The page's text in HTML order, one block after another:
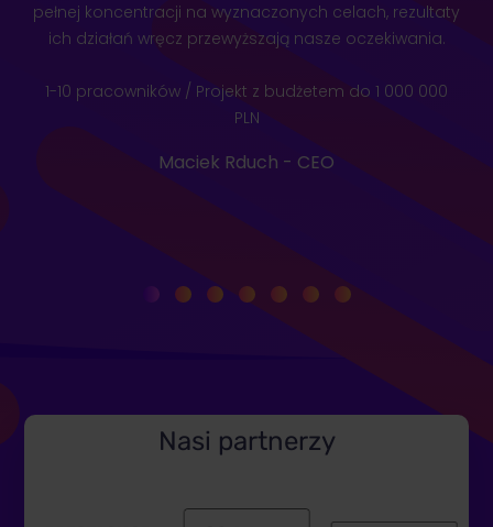
pełnej koncentracji na wyznaczonych celach, rezultaty
ich działań wręcz przewyższają nasze oczekiwania.
1-10 pracowników / Projekt z budżetem do 1 000 000
PLN
Maciek Rduch - CEO
Nasi partnerzy